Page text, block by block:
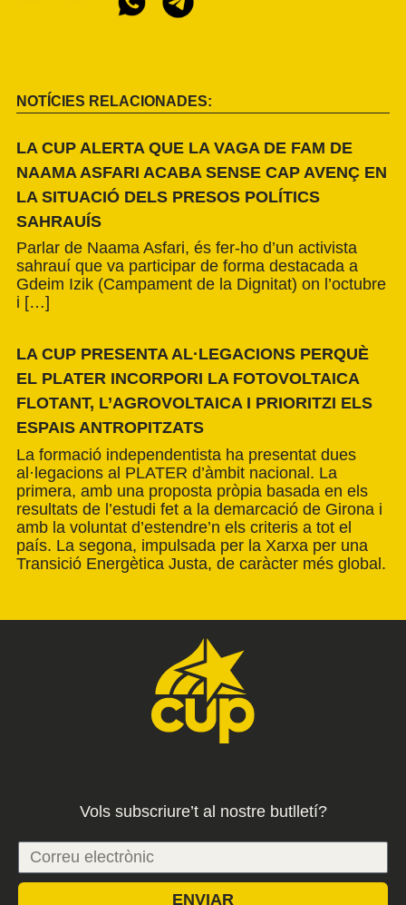
NOTÍCIES RELACIONADES:
LA CUP ALERTA QUE LA VAGA DE FAM DE
NAAMA ASFARI ACABA SENSE CAP AVENÇ EN
LA SITUACIÓ DELS PRESOS POLÍTICS
SAHRAUÍS
Parlar de Naama Asfari, és fer-ho d’un activista
sahrauí que va participar de forma destacada a
Gdeim Izik (Campament de la Dignitat) on l’octubre
i […]
LA CUP PRESENTA AL·LEGACIONS PERQUÈ
EL PLATER INCORPORI LA FOTOVOLTAICA
FLOTANT, L’AGROVOLTAICA I PRIORITZI ELS
ESPAIS ANTROPITZATS
La formació independentista ha presentat dues
al·legacions al PLATER d’àmbit nacional. La
primera, amb una proposta pròpia basada en els
resultats de l’estudi fet a la demarcació de Girona i
amb la voluntat d’estendre’n els criteris a tot el
país. La segona, impulsada per la Xarxa per una
Transició Energètica Justa, de caràcter més global.
Vols subscriure’t al nostre butlletí?
ENVIAR